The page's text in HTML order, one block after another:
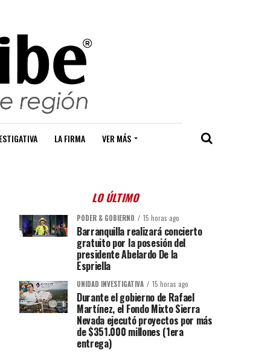
LA FIRMA VER MÁS
LO ÚLTIMO
PODER & GOBIERNO 15 horas ago
Barranquilla realizará concierto
gratuito por la posesión del
presidente Abelardo De la
Espriella
UNIDAD INVESTIGATIVA 15 horas ago
Durante el gobierno de Rafael
Martínez, el Fondo Mixto Sierra
Nevada ejecutó proyectos por más
de $351.000 millones (1era
entrega)